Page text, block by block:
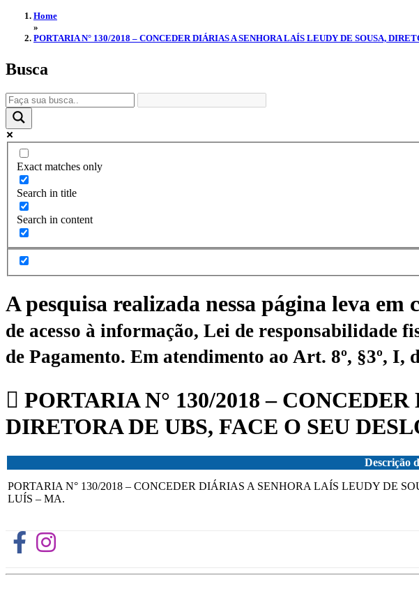
Home
»
PORTARIA N° 130/2018 – CONCEDER DIÁRIAS A SENHORA LAÍS LEUDY DE SOUSA,
Busca
Exact matches only
Search in title
Search in content
A pesquisa realizada nessa página leva em
de acesso à informação, Lei de responsabilidade
de Pagamento. Em atendimento ao Art. 8º, §3º, I,
PORTARIA N° 130/2018 –
DIRETORA DE UBS, FACE O SEU
Descrição
PORTARIA N° 130/2018 – CONCEDER DIÁRIAS A SENHORA LAÍS LEUDY DE
LUÍS – MA.